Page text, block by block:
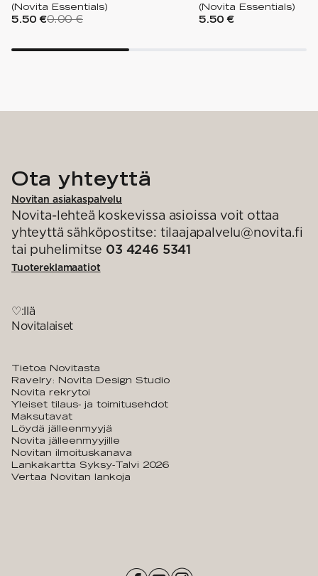
(Novita Essentials)
5.50 €0.00 €
(Novita Essentials)
5.50 €
Ota yhteyttä
Novitan asiakaspalvelu
Novita-lehteä koskevissa asioissa voit ottaa
yhteyttä sähköpostitse: tilaajapalvelu@novita.fi
tai puhelimitse 03 4246 5341
Tuotereklamaatiot
♡:llä
Novitalaiset
Tietoa Novitasta
Ravelry: Novita Design Studio
Novita rekrytoi
Yleiset tilaus- ja toimitusehdot
Maksutavat
Löydä jälleenmyyjä
Novita jälleenmyyjille
Novitan ilmoituskanava
Lankakartta Syksy-Talvi 2026
Vertaa Novitan lankoja